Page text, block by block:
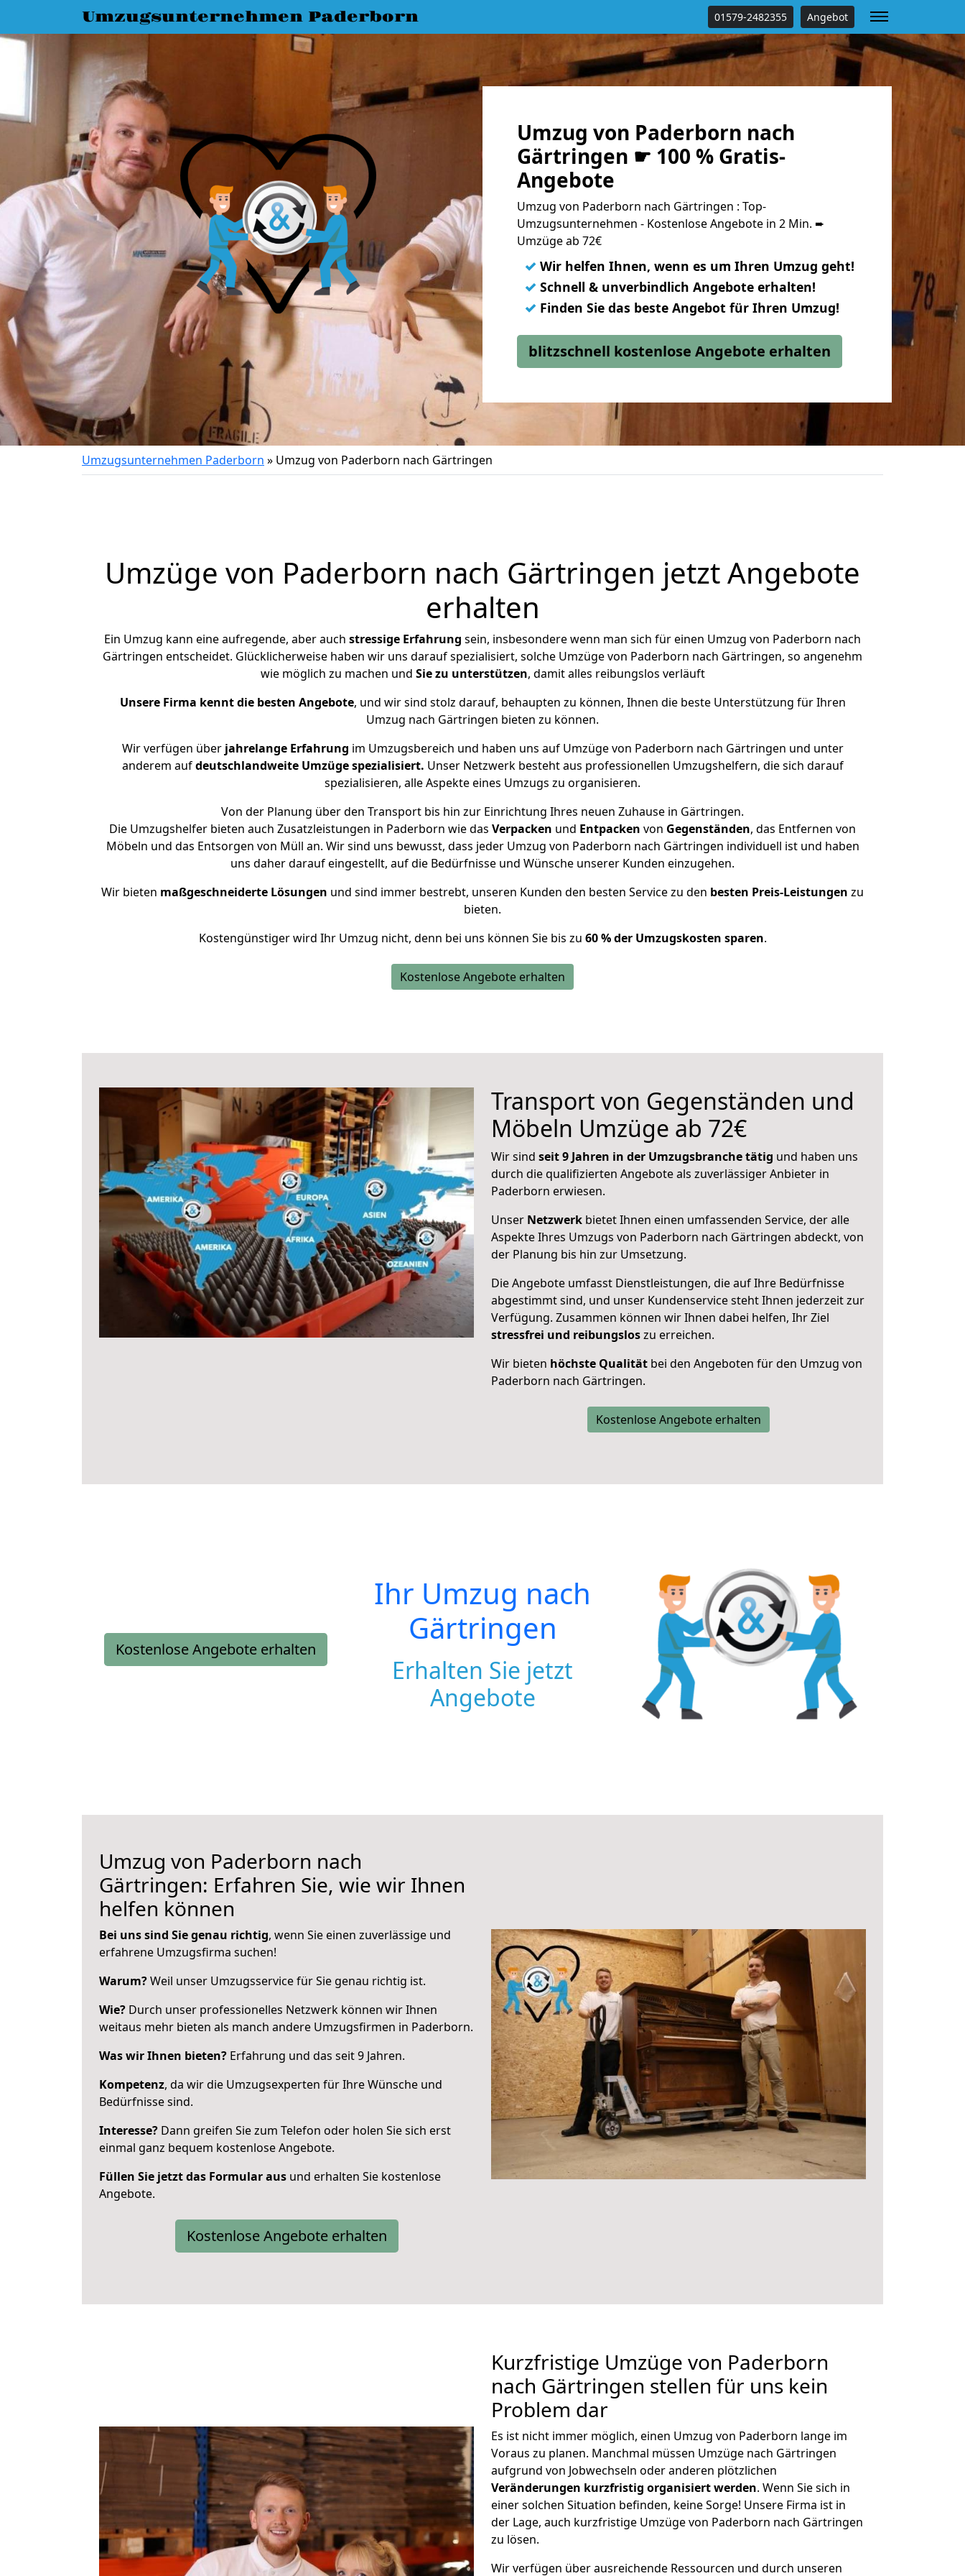
Umzugsunternehmen Paderborn 01579-2482355 Angebot
Umzug von Paderborn nach
Gärtringen ☛ 100 % Gratis-
Angebote
Umzug von Paderborn nach Gärtringen : Top-
Umzugsunternehmen - Kostenlose Angebote in 2 Min. ➨
Umzüge ab 72€
✓ Wir helfen Ihnen, wenn es um Ihren Umzug geht!
✓ Schnell & unverbindlich Angebote erhalten!
✓ Finden Sie das beste Angebot für Ihren Umzug!
blitzschnell kostenlose Angebote erhalten
Umzugsunternehmen Paderborn » Umzug von Paderborn nach Gärtringen
Umzüge von Paderborn nach Gärtringen jetzt Angebote
erhalten
Ein Umzug kann eine aufregende, aber auch stressige Erfahrung sein, insbesondere wenn man sich für einen Umzug von Paderborn nach
Gärtringen entscheidet. Glücklicherweise haben wir uns darauf spezialisiert, solche Umzüge von Paderborn nach Gärtringen, so angenehm
wie möglich zu machen und Sie zu unterstützen, damit alles reibungslos verläuft
Unsere Firma kennt die besten Angebote, und wir sind stolz darauf, behaupten zu können, Ihnen die beste Unterstützung für Ihren
Umzug nach Gärtringen bieten zu können.
Wir verfügen überjahrelange Erfahrung im Umzugsbereich und haben uns auf Umzüge von Paderborn nach Gärtringen und unter
anderem aufdeutschlandweite Umzüge spezialisiert. Unser Netzwerk besteht aus professionellen Umzugshelfern, die sich darauf
spezialisieren, alle Aspekte eines Umzugs zu organisieren.
Von der Planung über den Transport bis hin zur Einrichtung Ihres neuen Zuhause in Gärtringen.
Die Umzugshelfer bieten auch Zusatzleistungen in Paderborn wie das Verpacken und Entpacken von Gegenständen, das Entfernen von
Möbeln und das Entsorgen von Müll an. Wir sind uns bewusst, dass jeder Umzug von Paderborn nach Gärtringen individuell ist und haben
uns daher darauf eingestellt, auf die Bedürfnisse und Wünsche unserer Kunden einzugehen.
Wir bieten maßgeschneiderte Lösungen und sind immer bestrebt, unseren Kunden den besten Service zu den besten Preis-Leistungen zu
bieten.
Kostengünstiger wird Ihr Umzug nicht, denn bei uns können Sie bis zu 60 % der Umzugskosten sparen.
Kostenlose Angebote erhalten
Transport von Gegenständen und
Möbeln Umzüge ab 72€
Wir sind seit 9 Jahren in der Umzugsbranche tätig und haben uns
durch die qualifizierten Angebote als zuverlässiger Anbieter in
Paderborn erwiesen.
Unser Netzwerk bietet Ihnen einen umfassenden Service, der alle
Aspekte Ihres Umzugs von Paderborn nach Gärtringen abdeckt, von
der Planung bis hin zur Umsetzung.
Die Angebote umfasst Dienstleistungen, die auf Ihre Bedürfnisse
abgestimmt sind, und unser Kundenservice steht Ihnen jederzeit zur
Verfügung. Zusammen können wir Ihnen dabei helfen, Ihr Ziel
stressfrei und reibungsloszu erreichen.
Wir bieten höchste Qualität bei den Angeboten für den Umzug von
Paderborn nach Gärtringen.
Kostenlose Angebote erhalten
Kostenlose Angebote erhalten
Ihr Umzug nach
Gärtringen
Erhalten Sie jetzt
Angebote
Umzug von Paderborn nach
Gärtringen: Erfahren Sie, wie wir Ihnen
helfen können
Bei uns sind Sie genau richtig, wenn Sie einen zuverlässige und
erfahrene Umzugsfirma suchen!
Warum?Weil unser Umzugsservice für Sie genau richtig ist.
Wie? Durch unser professionelles Netzwerk können wir Ihnen
weitaus mehr bieten als manch andere Umzugsfirmen in Paderborn.
Was wir Ihnen bieten? Erfahrung und das seit 9 Jahren.
Kompetenz, da wir die Umzugsexperten für Ihre Wünsche und
Bedürfnisse sind.
Interesse? Dann greifen Sie zum Telefon oder holen Sie sich erst
einmal ganz bequem kostenlose Angebote.
Füllen Sie jetzt das Formular aus und erhalten Sie kostenlose
Angebote.
Kostenlose Angebote erhalten
Kurzfristige Umzüge von Paderborn
nach Gärtringen stellen für uns kein
Problem dar
Es ist nicht immer möglich, einen Umzug von Paderborn lange im
Voraus zu planen. Manchmal müssen Umzüge nach Gärtringen
aufgrund von Jobwechseln oder anderen plötzlichen
Veränderungen kurzfristig organisiert werden. Wenn Sie sich in
einer solchen Situation befinden, keine Sorge! Unsere Firma ist in
der Lage, auch kurzfristige Umzüge von Paderborn nach Gärtringen
zu lösen.
Wir verfügen über ausreichende Ressourcen und durch unseren